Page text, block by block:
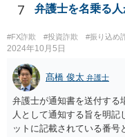
す。もっとも、④勤務先情
養育費などである場合か
請求権である場合に限ら
すことが必要ですので、具
調べになると良いと思いま
7 弁護士を名乗る
#FX詐欺 #投資詐欺 #振り込め
2024年10月5日
髙橋 俊太 弁護士
弁護士が通知書を送付する
人として通知する旨を明
ットに記載されている番